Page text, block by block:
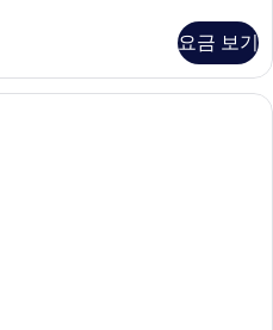
요금 보기
스위트 (Happy Magic Suite) | 객실 내